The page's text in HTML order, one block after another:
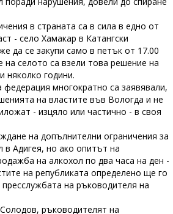
в страната са в сила в едно от
- село Хамакар в Катангски
да се закупи само в петък от 17.00
на селото са взели това решение на
няколко години.
федерация многократно са заявявали,
на властите във Вологда и не
- изцяло или частично - в своя
на допълнителни ограничения за
в Адигея, но ако опитът на
на алкохол по два часа на ден -
на републиката определено ще го
на ръководителя на
ръководителят на